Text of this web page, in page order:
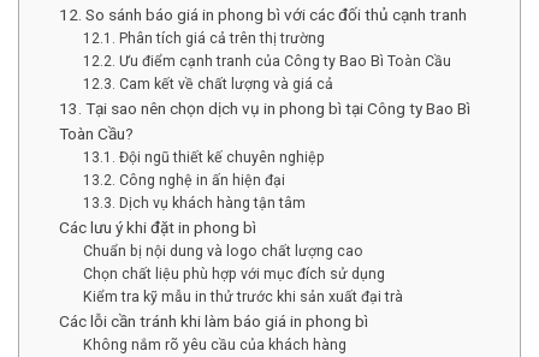
12. So sánh báo giá in phong bì với các đối thủ cạnh tranh
12.1. Phân tích giá cả trên thị trường
12.2. Ưu điểm cạnh tranh của Công ty Bao Bì Toàn Cầu
12.3. Cam kết về chất lượng và giá cả
13. Tại sao nên chọn dịch vụ in phong bì tại Công ty Bao Bì
Toàn Cầu?
13.1. Đội ngũ thiết kế chuyên nghiệp
13.2. Công nghệ in ấn hiện đại
13.3. Dịch vụ khách hàng tận tâm
Các lưu ý khi đặt in phong bì
Chuẩn bị nội dung và logo chất lượng cao
Chọn chất liệu phù hợp với mục đích sử dụng
Kiểm tra kỹ mẫu in thử trước khi sản xuất đại trà
Các lỗi cần tránh khi làm báo giá in phong bì
Không nắm rõ yêu cầu của khách hàng